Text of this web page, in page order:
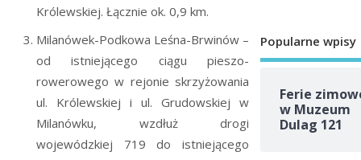
Królewskiej. Łącznie ok. 0,9 km.
Milanówek-Podkowa Leśna-Brwinów –
od istniejącego ciągu pieszo-
rowerowego w rejonie skrzyżowania
ul. Królewskiej i ul. Grudowskiej w
Milanówku, wzdłuż drogi
wojewódzkiej 719 do istniejącego
Popularne wpisy
Ferie
w Muzeum
Dulag 121